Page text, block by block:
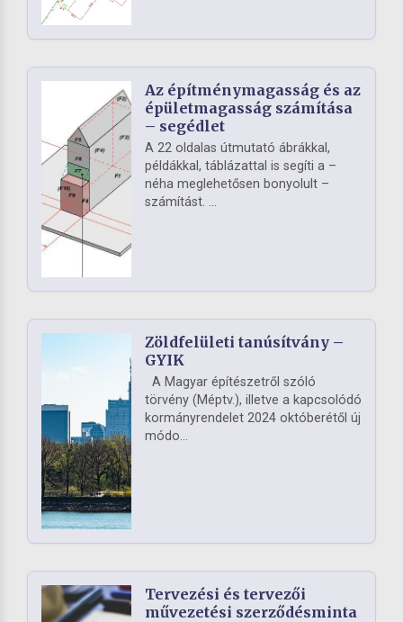
Az építménymagasság és az
épületmagasság számítása
– segédlet
A 22 oldalas útmutató ábrákkal,
példákkal, táblázattal is segíti a –
néha meglehetősen bonyolult –
számítást. ...
Zöldfelületi tanúsítvány –
GYIK
A Magyar építészetről szóló
törvény (Méptv.), illetve a kapcsolódó
kormányrendelet 2024 októberétől új
módo...
Tervezési és tervezői
művezetési szerződésminta